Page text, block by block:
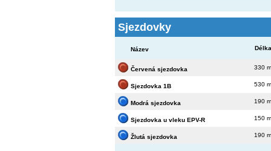
Sjezdovky
Název Délka
Červená sjezdovka 330
Sjezdovka 1B 530
Modrá sjezdovka 190
Sjezdovka u vleku EPV-R 150
Žlutá sjezdovka 190